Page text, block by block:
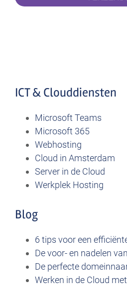
ICT & Clouddiensten
Microsoft Teams
Microsoft 365
Webhosting
Cloud in Amsterdam
Server in de Cloud
Werkplek Hosting
Blog
6 tips voor een
De voor- en nadelen
De perfecte
Werken in de Cloud